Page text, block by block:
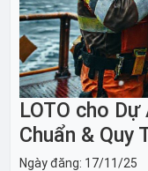
LOTO cho
Chuẩn & Quy
Ngày đăng: 17/11/25